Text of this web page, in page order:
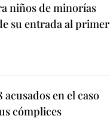
niños de minorías
su entrada al primer
acusados en el caso
cómplices